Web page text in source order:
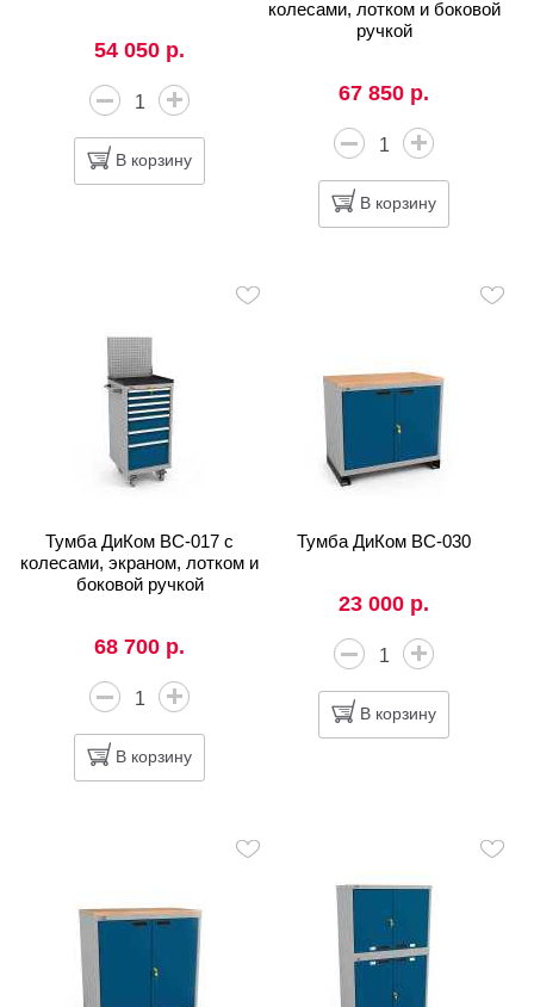
54 050 р.
В корзину
колесами, лотком и боковой
ручкой
67 850 р.
В корзину
Тумба ДиКом ВС-017 с
колесами, экраном, лотком и
боковой ручкой
68 700 р.
В корзину
Тумба ДиКом ВС-030
23 000 р.
В корзину